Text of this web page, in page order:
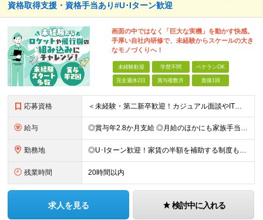
資格取得支援・資格手当あり#U･Iターン歓迎
画面の中ではなく「巨大な実機」を動かす快感。
手厚い自社内研修で、未経験からスケールの大き
なモノづくりへ！
未経験歓迎 学歴不問 ベテランOK
完全週休2日 賞与複数月 面接1回
応募資格 ＜未経験・第二新卒歓迎！カジュアル面談やIT体験会も実施中＞ ■学歴不問 ■普通自動車免許（AT限定可）をお持ちの方 ≪こんな方にピッタリ≫ □ 画面の中のバグ探しだけでなく、物理的に動く「実機
給与 ◎賞与年2.8か月支給 ◎月給のほかにも家族手当や資格手当、家賃補助など嬉しい手当てが充実！ 月給：24万円～35万円＋交通費＋賞与年2回 ※経験・能力・年齢などを考慮の上、当社規定により決定しま
勤務地 ◎U･Iターン歓迎！家賃の半額を補助する制度もあり！ ◎勤務先は愛知県内の各プロジェクト先です。 通勤のしやすさを考慮して決定します。 ★ちなみに… 名古屋市の平均家賃は約5.5万円〜6.5万円(
残業時間 20時間以内
求人を見る 検討中に入れる